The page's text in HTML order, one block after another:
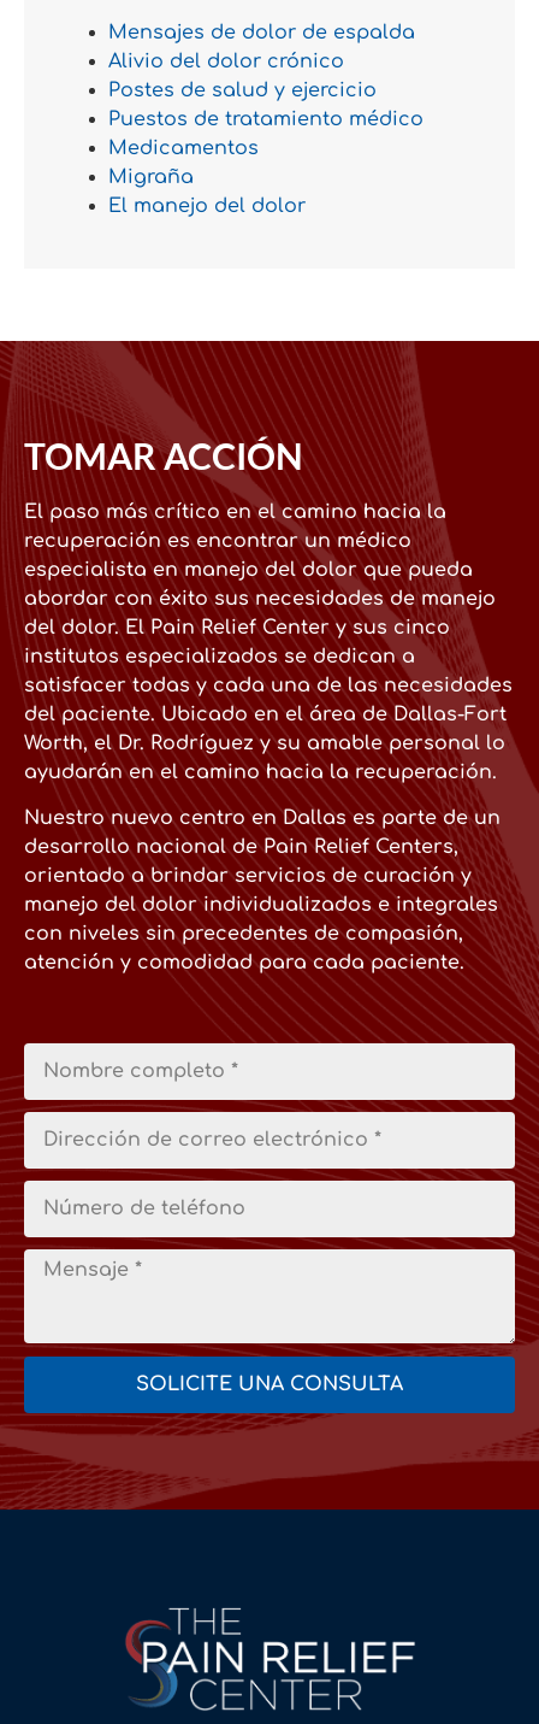
Mensajes de dolor de espalda
Alivio del dolor crónico
Postes de salud y ejercicio
Puestos de tratamiento médico
Medicamentos
Migraña
El manejo del dolor
TOMAR ACCIÓN
El paso más crítico en el camino hacia la
recuperación es encontrar un médico
especialista en manejo del dolor que pueda
abordar con éxito sus necesidades de manejo
del dolor. El Pain Relief Center y sus cinco
institutos especializados se dedican a
satisfacer todas y cada una de las necesidades
del paciente. Ubicado en el área de Dallas-Fort
Worth, el Dr. Rodríguez y su amable personal lo
ayudarán en el camino hacia la recuperación.
Nuestro nuevo centro en Dallas es parte de un
desarrollo nacional de Pain Relief Centers,
orientado a brindar servicios de curación y
manejo del dolor individualizados e integrales
con niveles sin precedentes de compasión,
atención y comodidad para cada paciente.
SOLICITE UNA CONSULTA